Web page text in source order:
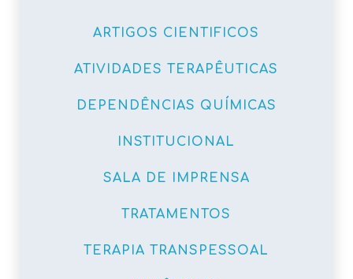
ARTIGOS CIENTIFICOS
ATIVIDADES TERAPÊUTICAS
DEPENDÊNCIAS QUÍMICAS
INSTITUCIONAL
SALA DE IMPRENSA
TRATAMENTOS
TERAPIA TRANSPESSOAL